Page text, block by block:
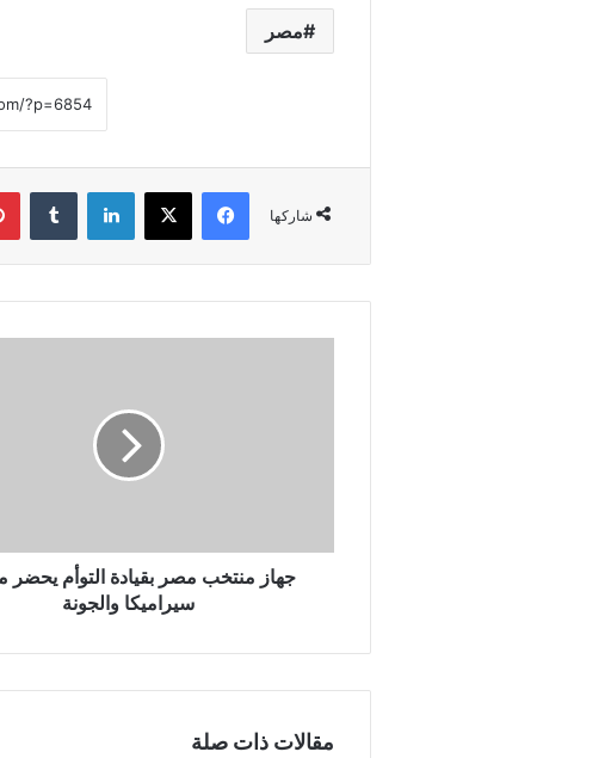
مصر
شاركها
فيسبوك لينكدإن
جهاز منتخب مصر بقيادة التوأم يحضر
سيراميكا والجونة
مقالات ذات صلة